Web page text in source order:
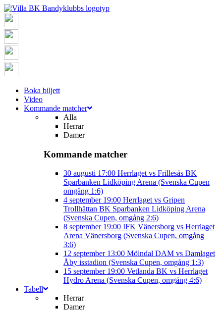
Boka biljett
Video
Kommande matcher
Alla
Herrar
Damer
Kommande matcher
30 augusti 17:00 Herrlaget vs Frillesås BK
Sparbanken Lidköping Arena (Svenska Cupen
omgång 1:6)
4 september 19:00 Herrlaget vs Gripen
Trollhättan BK Sparbanken Lidköping Arena
(Svenska Cupen, omgång 2:6)
8 september 19:00 IFK Vänersborg vs Herrlaget
Arena Vänersborg (Svenska Cupen, omgång
3:6)
12 september 13:00 Mölndal DAM vs Damlaget
Åby isstadion (Svenska Cupen, omgång 1:3)
15 september 19:00 Vetlanda BK vs Herrlaget
Hydro Arena (Svenska Cupen, omgång 4:6)
Tabell
Herrar
Damer